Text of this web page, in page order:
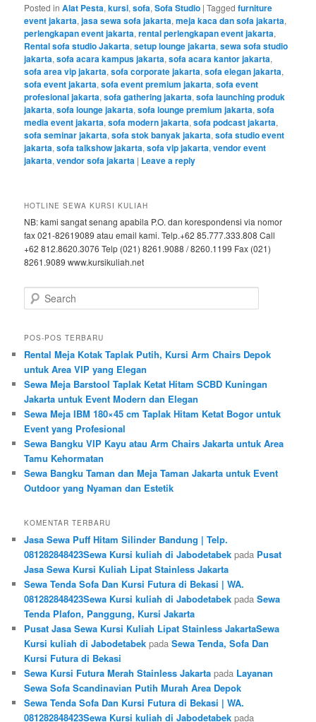
Posted in Alat Pesta,kursi,sofa,Sofa Studio |Tagged furniture
event jakarta,jasa sewa sofa jakarta,meja kaca dan sofa jakarta,
perlengkapan event jakarta,rental perlengkapan event jakarta,
Rental sofa studio Jakarta,setup lounge jakarta,sewa sofa studio
jakarta,sofa acara kampus jakarta,sofa acara kantor jakarta,
sofa area vip jakarta,sofa corporate jakarta,sofa elegan jakarta,
sofa event jakarta,sofa event premium jakarta,sofa event
profesional jakarta,sofa gathering jakarta,sofa launching produk
jakarta,sofa lounge jakarta,sofa lounge premium jakarta,sofa
media event jakarta,sofa modern jakarta,sofa podcast jakarta,
sofa seminar jakarta,sofa stok banyak jakarta,sofa studio event
jakarta,sofa talkshow jakarta,sofa vip jakarta,vendor event
jakarta,vendor sofa jakarta | Leave a reply
HOTLINE SEWA KURSI KULIAH
NB: kami sangat senang apabila P.O. dan korespondensi via nomor
fax 021-82619089 atau email kami. Telp.+62 85.777.333.808 Call
+62 812.8620.3076 Telp (021) 8261.9088 / 8260.1199 Fax (021)
8261.9089 www.kursikuliah.net
Search
POS-POS TERBARU
Rental Meja Kotak Taplak Putih, Kursi Arm Chairs Depok
untuk Area VIP yang Elegan
Sewa Meja Barstool Taplak Ketat Hitam SCBD Kuningan
Jakarta untuk Event Modern dan Elegan
Sewa Meja IBM 180×45 cm Taplak Hitam Ketat Bogor untuk
Event yang Profesional
Sewa Bangku VIP Kayu atau Arm Chairs Jakarta untuk Area
Tamu Kehormatan
Sewa Bangku Taman dan Meja Taman Jakarta untuk Event
Outdoor yang Nyaman dan Estetik
KOMENTAR TERBARU
Jasa Sewa Puff Hitam Silinder Bandung | Telp.
081282848423Sewa Kursi kuliah di Jabodetabek pada Pusat
Jasa Sewa Kursi Kuliah Lipat Stainless Jakarta
Sewa Tenda Sofa Dan Kursi Futura di Bekasi | WA.
081282848423Sewa Kursi kuliah di Jabodetabek padaSewa
Tenda Plafon, Panggung, Kursi Jakarta
Pusat Jasa Sewa Kursi Kuliah Lipat Stainless JakartaSewa
Kursi kuliah di Jabodetabek padaSewa Tenda, Sofa Dan
Kursi Futura di Bekasi
Sewa Kursi Futura Merah Stainless Jakarta pada Layanan
Sewa Sofa Scandinavian Putih Murah Area Depok
Sewa Tenda Sofa Dan Kursi Futura di Bekasi | WA.
081282848423Sewa Kursi kuliah di Jabodetabek pada